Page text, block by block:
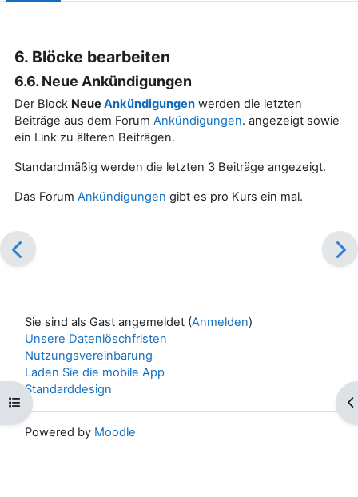
Kursindex öffnen
6. Blöcke bearbeiten
6.6. Neue Ankündigungen
Der Block NeueAnkündigungen werden die letzten
Beiträge aus dem Forum Ankündigungen. angezeigt sowie
ein Link zu älteren Beiträgen.
Standardmäßig werden die letzten 3 Beiträge angezeigt.
Das Forum Ankündigungen gibt es pro Kurs ein mal.
Sie sind als Gast angemeldet (Anmelden)
Unsere Datenlöschfristen
Nutzungsvereinbarung
Laden Sie die mobile App
Standarddesign
Powered by Moodle